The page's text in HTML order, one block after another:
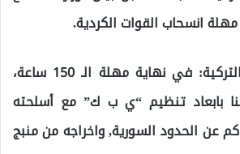
مهلة انسحاب القوات الكردية.
عاجل وزارة الدفاع التركية: في نهاية مهلة الـ 150 ساعة،
بابعاد تنظيم “ي ب ك” مع أسلحته
لمسافة 30 كم عن الحدود السورية, واخراجه من منبج